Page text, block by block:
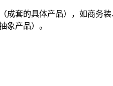
套的具体产品），如商
象产品）。